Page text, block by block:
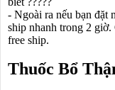
- Ngoài ra nếu bạn đặt
ship nhanh trong 2 giờ.
free ship.
Thuốc Bổ